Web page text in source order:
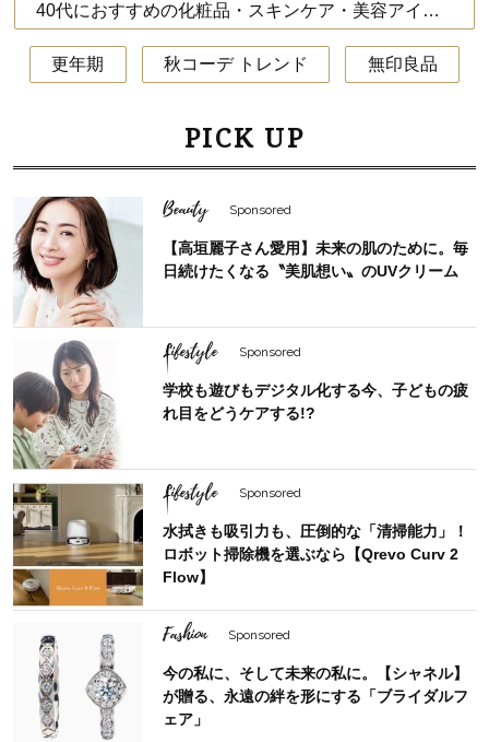
40代におすすめの化粧品・スキンケア・美容アイテム
更年期 秋コーデ トレンド 無印良品
PICK UP
Beauty Sponsored
【高垣麗子さん愛用】未来の肌のために。毎
日続けたくなる〝美肌想い〟のUVクリーム
Lifestyle Sponsored
学校も遊びもデジタル化する今、子どもの疲
れ目をどうケアする!?
Lifestyle Sponsored
水拭きも吸引力も、圧倒的な「清掃能力」！
ロボット掃除機を選ぶなら【Qrevo Curv 2
Flow】
Fashion Sponsored
今の私に、そして未来の私に。【シャネル】
が贈る、永遠の絆を形にする「ブライダルフ
ェア」